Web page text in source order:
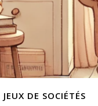
JEUX DE SOCIÉTÉS